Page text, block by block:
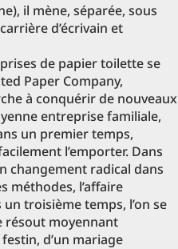
il mène, séparée, sous
d’écrivain et
de papier toilette se
Paper Company,
à conquérir de nouveaux
entreprise familiale,
un premier temps,
l’emporter. Dans
changement radical dans
méthodes, l’affaire
troisième temps, l’on se
résout moyennant
festin, d’un mariage